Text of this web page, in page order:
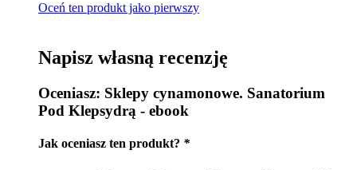
Oceń ten produkt jako pierwszy
Napisz własną recenzję
Oceniasz: Sklepy cynamonowe. Sanatorium
Pod Klepsydrą - ebook
Jak oceniasz ten produkt? *